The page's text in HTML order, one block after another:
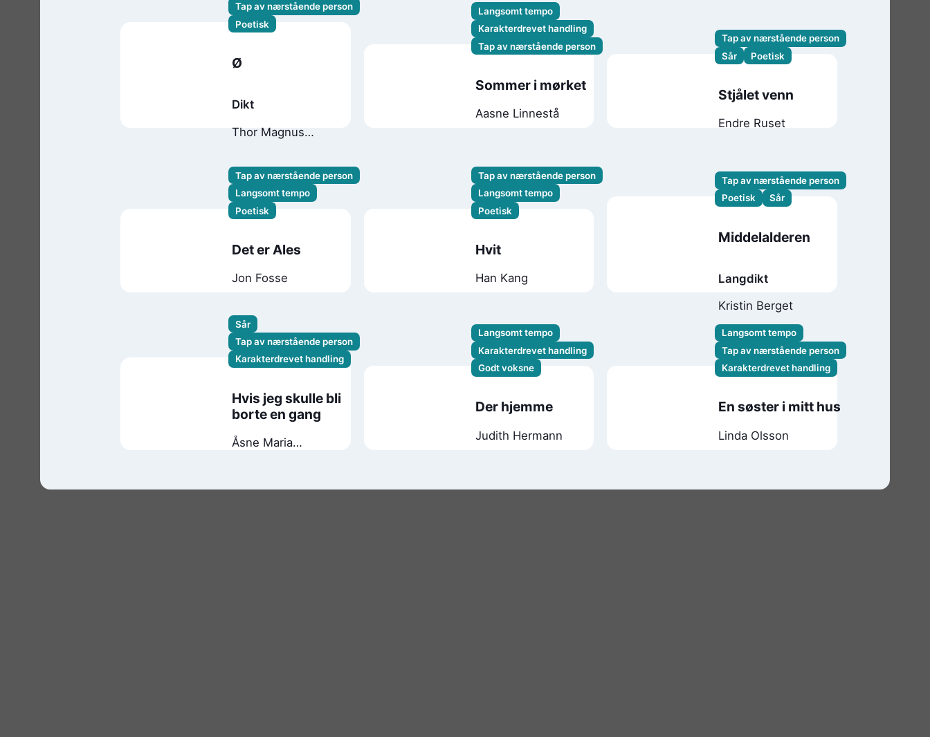
Tap av nærstående person
Poetisk
Ø
Dikt
Thor Magnus
Langsomt tempo
Karakterdrevet handling
Tap av nærstående person
Sommer i mørket
Aasne Linnestå
Tap av nærstående person
Sår
Poetisk
Stjålet venn
Endre Ruset
Tap av nærstående person
Langsomt tempo
Poetisk
Det er Ales
Jon Fosse
Tap av nærstående person
Langsomt tempo
Poetisk
Hvit
Han Kang
Tap av nærstående person
Poetisk
Sår
Middelalderen
Langdikt
Kristin Berget
Sår
Tap av nærstående person
Karakterdrevet handling
Hvis jeg skulle bli
borte en gang
Åsne Maria
Langsomt tempo
Karakterdrevet handling
Godt voksne
Der hjemme
Judith Hermann
Langsomt tempo
Tap av nærstående person
Karakterdrevet handling
En søster i mitt hus
Linda Olsson